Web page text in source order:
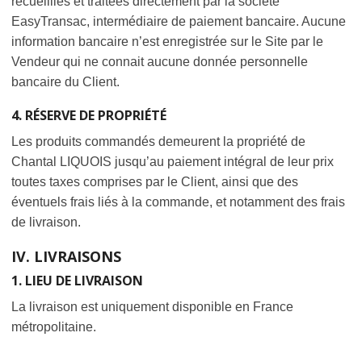
EasyTransac, intermédiaire de paiement bancaire. Aucune
information bancaire n’est enregistrée sur le Site par le
Vendeur qui ne connait aucune donnée personnelle
bancaire du Client.
4. RÉSERVE DE PROPRIÉTÉ
Les produits commandés demeurent la propriété de
Chantal LIQUOIS jusqu’au paiement intégral de leur prix
toutes taxes comprises par le Client, ainsi que des
éventuels frais liés à la commande, et notamment des frais
de livraison.
IV. LIVRAISONS
1. LIEU DE LIVRAISON
La livraison est uniquement disponible en France
métropolitaine.